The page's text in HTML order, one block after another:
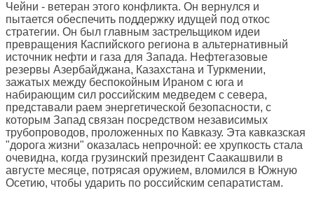
Чейни - ветеран этого конфликта. Он вернулся и
пытается обеспечить поддержку идущей под откос
стратегии. Он был главным застрельщиком идеи
превращения Каспийского региона в альтернативный
источник нефти и газа для Запада. Нефтегазовые
резервы Азербайджана, Казахстана и Туркмении,
зажатых между беспокойным Ираном с юга и
набирающим сил российским медведем с севера,
представали раем энергетической безопасности, с
которым Запад связан посредством независимых
трубопроводов, проложенных по Кавказу. Эта кавказская
"дорога жизни" оказалась непрочной: ее хрупкость стала
очевидна, когда грузинский президент Саакашвили в
августе месяце, потрясая оружием, вломился в Южную
Осетию, чтобы ударить по российским сепаратистам.